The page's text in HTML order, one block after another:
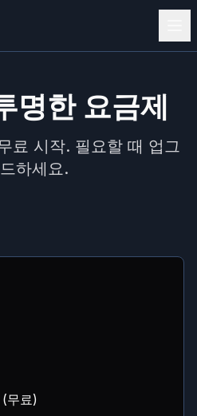
명한 요금제
료 시작. 필요할 때 업그
하세요.
무료)